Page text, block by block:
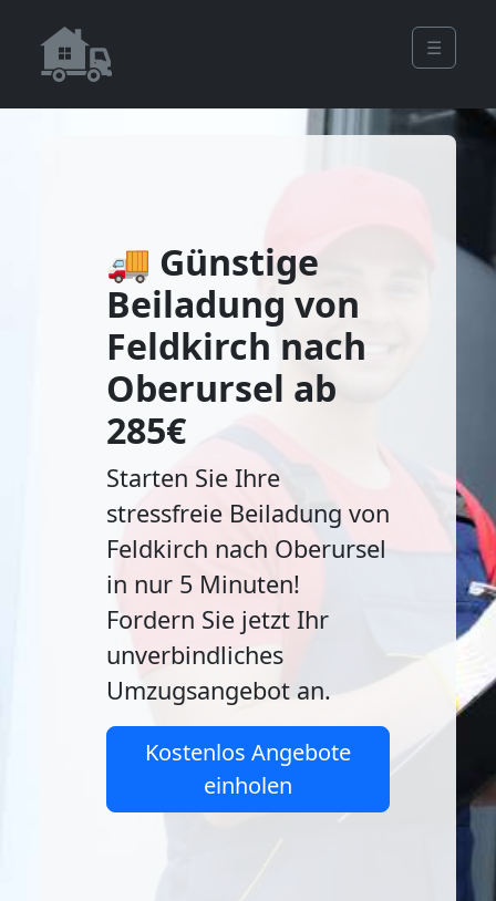
☰
🚚 Günstige
Beiladung von
Feldkirch nach
Oberursel ab
285€
Starten Sie Ihre
stressfreie Beiladung von
Feldkirch nach Oberursel
in nur 5 Minuten!
Fordern Sie jetzt Ihr
unverbindliches
Umzugsangebot an.
Kostenlos Angebote
einholen